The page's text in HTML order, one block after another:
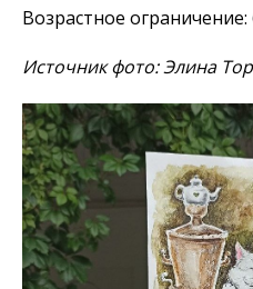
Возрастное ограничение:
Источник фото: Элина